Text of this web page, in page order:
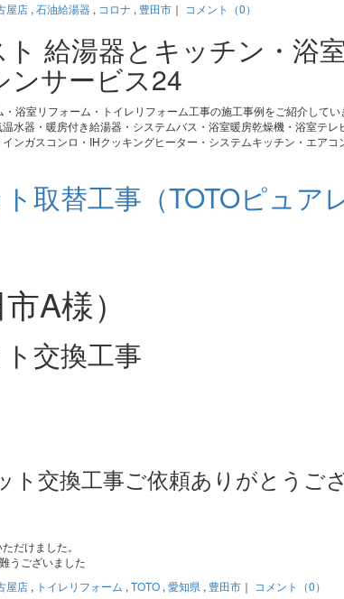
屋店 , 石油給湯器 , コロナ , 豊田市 ｜ コメント（0）
給湯器とキッチン・浴
ンサービス24
浴室リフォーム・トイレリフォーム工事の施工事例をご紹介してい
水器・暖房付き給湯器・システムバス・浴室暖房乾燥機・浴室テレ
ンガスコンロ・IHクッキングヒーター・システムキッチン・エアコ
取替工事（TOTOピュア
A様）
交換工事
交換工事ご依頼ありがとうご
だけました。
うございました
屋店 , トイレリフォーム ,TOTO ,愛知県 , 豊田市 ｜ コメント（0）